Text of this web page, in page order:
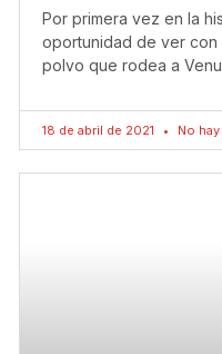
Por primera vez en la
oportunidad de ver con
polvo que rodea a
18 de abril de 2021 No